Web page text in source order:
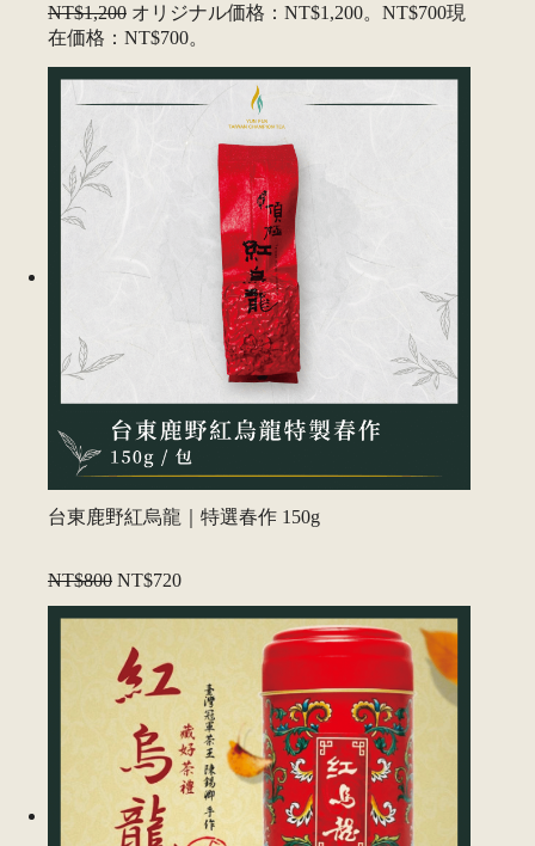
NT$1,200 オリジナル価格：NT$1,200。 NT$700現
在価格：NT$700。
台東鹿野紅烏龍｜特選春作 150g
NT$800 NT$720